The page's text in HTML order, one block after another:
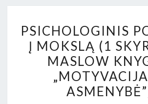
MOKSLĄ
(1
SKYRIUS
IŠ
PSICHOLOGINIS
Į MOKSLĄ (1
MASLOW